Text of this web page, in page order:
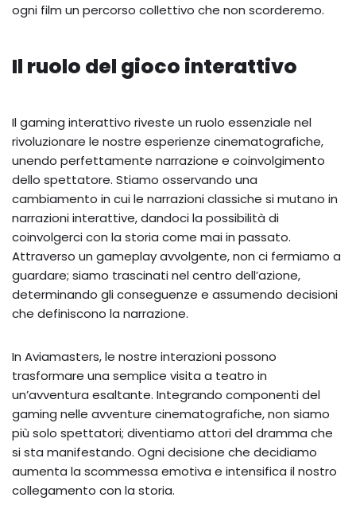
ogni film un percorso collettivo che non scorderemo.
Il ruolo del gioco interattivo
Il gaming interattivo riveste un ruolo essenziale nel
rivoluzionare le nostre esperienze cinematografiche,
unendo perfettamente narrazione e coinvolgimento
dello spettatore. Stiamo osservando una
cambiamento in cui le narrazioni classiche si mutano in
narrazioni interattive, dandoci la possibilità di
coinvolgerci con la storia come mai in passato.
Attraverso un gameplay avvolgente, non ci fermiamo a
guardare; siamo trascinati nel centro dell’azione,
determinando gli conseguenze e assumendo decisioni
che definiscono la narrazione.
In Aviamasters, le nostre interazioni possono
trasformare una semplice visita a teatro in
un’avventura esaltante. Integrando componenti del
gaming nelle avventure cinematografiche, non siamo
più solo spettatori; diventiamo attori del dramma che
si sta manifestando. Ogni decisione che decidiamo
aumenta la scommessa emotiva e intensifica il nostro
collegamento con la storia.